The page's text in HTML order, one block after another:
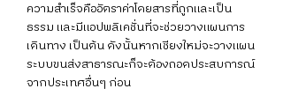
ความสำเร็จคืออัตราค่าโดยสารที่ถูกและเป็น
ธรรม และมีแอปพลิเคชั่นที่จะช่วยวางแผนการ
เดินทาง เป็นต้น ดังนั้นหากเชียงใหม่จะวางแผน
ระบบขนส่งสาธารณะก็จะต้องถอดประสบการณ์
จากประเทศอื่นๆ ก่อน